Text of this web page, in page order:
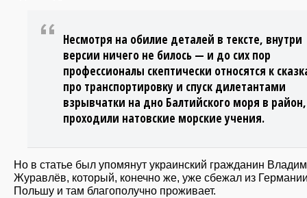
Несмотря на обилие деталей в тексте, внутри
версии ничего не билось — и до сих пор
профессионалы скептически относятся к
про транспортировку и спуск дилетантами
взрывчатки на дно Балтийского моря в
проходили натовские морские учения.
Но в статье был упомянут украинский гражданин
Журавлёв, который, конечно же, уже сбежал из
Польшу и там благополучно проживает.